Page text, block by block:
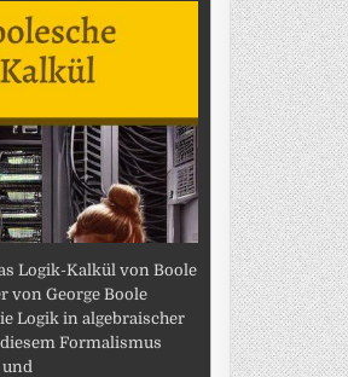
Logik-Kalkül von Boole
von George Boole
Logik in algebraischer
Formalismus